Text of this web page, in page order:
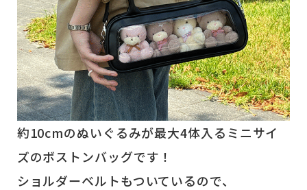
約10cmのぬいぐるみが最大4体入るミニサイ
ズのボストンバッグです！
ショルダーベルトもついているので、